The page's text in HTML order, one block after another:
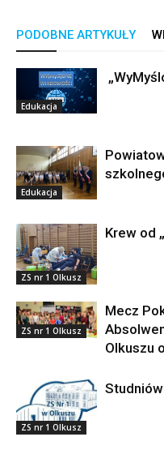
PODOBNE ARTYKUŁY
Edukacja
Edukacja
ZS nr 1 Olkusz
Krew od
ZS nr 1 Olkusz
Mecz
Olkuszu
ZS nr 1 Olkusz